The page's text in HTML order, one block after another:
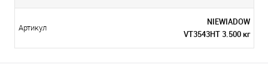
Артикул
NIEWIADOW
VT3543HT 3.500 кг